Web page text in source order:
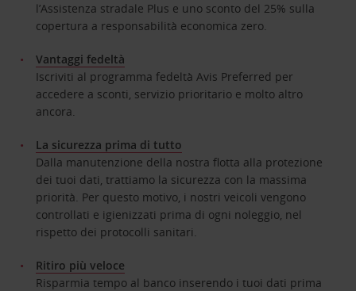
l’Assistenza stradale Plus e uno sconto del 25% sulla
copertura a responsabilità economica zero.
Vantaggi fedeltà
Iscriviti al programma fedeltà Avis Preferred per
accedere a sconti, servizio prioritario e molto altro
ancora.
La sicurezza prima di tutto
Dalla manutenzione della nostra flotta alla protezione
dei tuoi dati, trattiamo la sicurezza con la massima
priorità. Per questo motivo, i nostri veicoli vengono
controllati e igienizzati prima di ogni noleggio, nel
rispetto dei protocolli sanitari.
Ritiro più veloce
Risparmia tempo al banco inserendo i tuoi dati prima